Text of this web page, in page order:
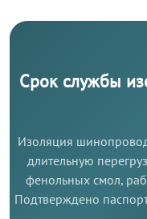
Срок службы
Изоляция
длительную
фенольных смол,
Подтверждено